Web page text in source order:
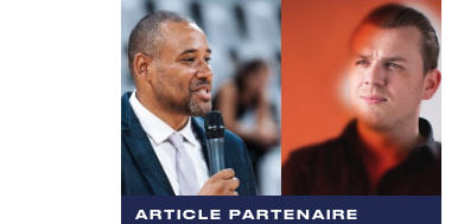
ARTICLE PARTENAIRE